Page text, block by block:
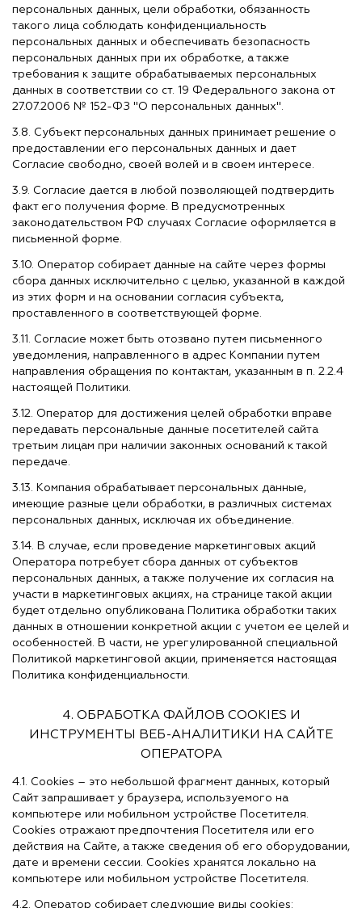
персональных данных, цели обработки, обязанность
такого лица соблюдать конфиденциальность
персональных данных и обеспечивать безопасность
персональных данных при их обработке, а также
требования к защите обрабатываемых персональных
данных в соответствии со ст. 19 Федерального закона от
27.07.2006 № 152-ФЗ "О персональных данных".
3.8. Субъект персональных данных принимает решение о
предоставлении его персональных данных и дает
Согласие свободно, своей волей и в своем интересе.
3.9. Согласие дается в любой позволяющей подтвердить
факт его получения форме. В предусмотренных
законодательством РФ случаях Согласие оформляется в
письменной форме.
3.10. Оператор собирает данные на сайте через формы
сбора данных исключительно с целью, указанной в каждой
из этих форм и на основании согласия субъекта,
проставленного в соответствующей форме.
3.11. Согласие может быть отозвано путем письменного
уведомления, направленного в адрес Компании путем
направления обращения по контактам, указанным в п. 2.2.4
настоящей Политики.
3.12. Оператор для достижения целей обработки вправе
передавать персональные данные посетителей сайта
третьим лицам при наличии законных оснований к такой
передаче.
3.13. Компания обрабатывает персональных данные,
имеющие разные цели обработки, в различных системах
персональных данных, исключая их объединение.
3.14. В случае, если проведение маркетинговых акций
Оператора потребует сбора данных от субъектов
персональных данных, а также получение их согласия на
участи в маркетинговых акциях, на странице такой акции
будет отдельно опубликована Политика обработки таких
данных в отношении конкретной акции с учетом ее целей и
особенностей. В части, не урегулированной специальной
Политикой маркетинговой акции, применяется настоящая
Политика конфиденциальности.
4. ОБРАБОТКА ФАЙЛОВ COOKIES И
ИНСТРУМЕНТЫ ВЕБ-АНАЛИТИКИ НА САЙТЕ
ОПЕРАТОРА
4.1. Cookies – это небольшой фрагмент данных, который
Сайт запрашивает у браузера, используемого на
компьютере или мобильном устройстве Посетителя.
Cookies отражают предпочтения Посетителя или его
действия на Сайте, а также сведения об его оборудовании,
дате и времени сессии. Cookies хранятся локально на
компьютере или мобильном устройстве Посетителя.
4.2. Оператор собирает следующие виды cookies: